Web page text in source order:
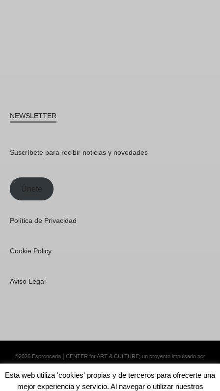
NEWSLETTER
Suscríbete para recibir noticias y novedades
Únete
Política de Privacidad
Cookie Policy
Aviso Legal
©2026 Espronceda │CENTER for ART & CULTURE; un proyecto impulsado por
Esta web utiliza 'cookies' propias y de terceros para ofrecerte una
mejor experiencia y servicio. Al navegar o utilizar nuestros